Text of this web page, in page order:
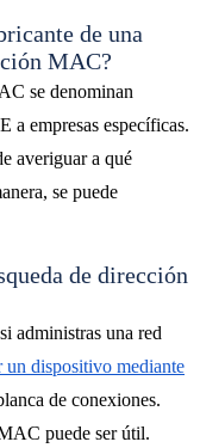
de una
MAC?
se denominan
a empresas específicas.
averiguar a qué
se puede
de dirección
administras una red
un dispositivo mediante
de conexiones.
puede ser útil.